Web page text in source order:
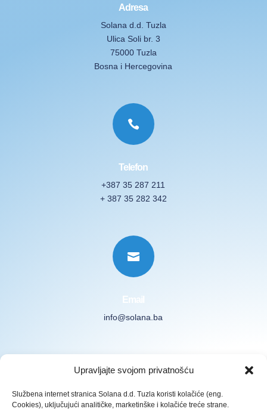
Upravljajte svojom privatnošću
Službena internet stranica Solana d.d. Tuzla koristi kolačiće (eng.
Cookies), uključujući analitičke, marketinške i kolačiće treće strane.
Adresa
Solana d.d. Tuzla
Ulica Soli br. 3
75000 Tuzla
Bosna i Hercegovina

Telefon
+387 35 287 211
+ 387 35 282 342

Email
info@solana.ba